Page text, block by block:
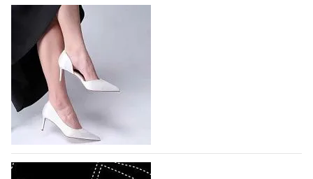
На участие в Московской неделе моды
подано 1047 заявок
На участие в седьмой Московской неделе моды,
которая пройдет в российской столице с 26 сентября
по 1 октября, уже подано 1047 заявок. Примерно
половину из них (494) прислали дизайнеры,
коллекции которых не были представлены в…
07.08.2026 695
BALLINA представит свои новинки на Euro